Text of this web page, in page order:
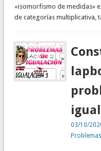
«isomorfismo de medidas»
de categorías multiplicativa,
03/10/
Problemas